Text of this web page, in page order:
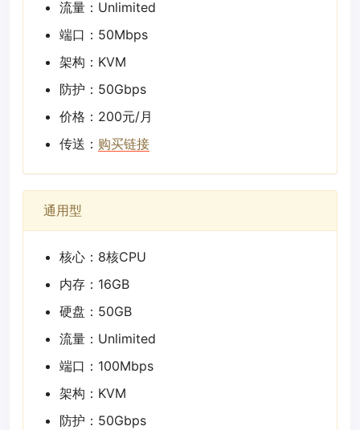
流量：Unlimited
端口：50Mbps
架构：KVM
防护：50Gbps
价格：200元/月
传送： 购买链接
通用型
核心：8核CPU
内存：16GB
硬盘：50GB
流量：Unlimited
端口：100Mbps
架构：KVM
防护：50Gbps